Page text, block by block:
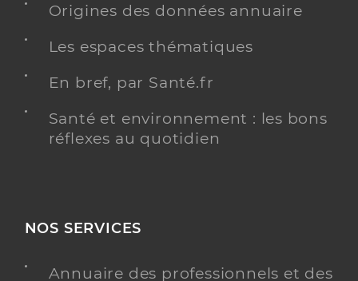
Origines des données annuaire
Les espaces thématiques
En bref, par Santé.fr
Santé et environnement : les bons
réflexes au quotidien
NOS SERVICES
Annuaire des professionnels et des